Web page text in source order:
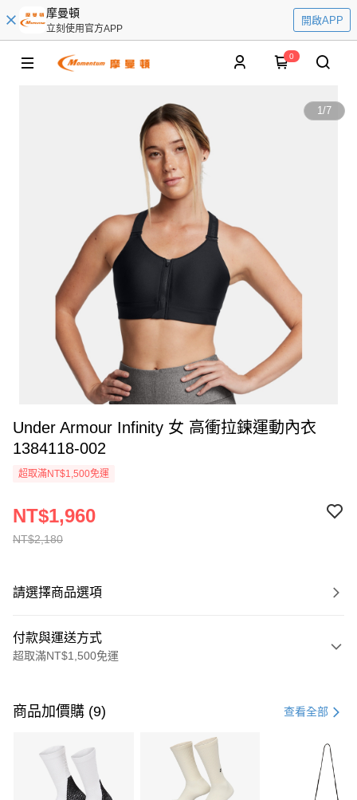
摩曼頓
立刻使用官方APP
開啟APP
0
1/7
Under Armour Infinity 女 高衝拉鍊運動內衣
1384118-002
超取滿NT$1,500免運
NT$2,180
NT$1,960
請選擇商品選項
付款與運送方式
超取滿NT$1,500免運
信用卡一次付款
3 期 0 利率 每期 21家銀行
合作金庫商業銀行
第一商業銀行
商品加價購 (9) 查看全部